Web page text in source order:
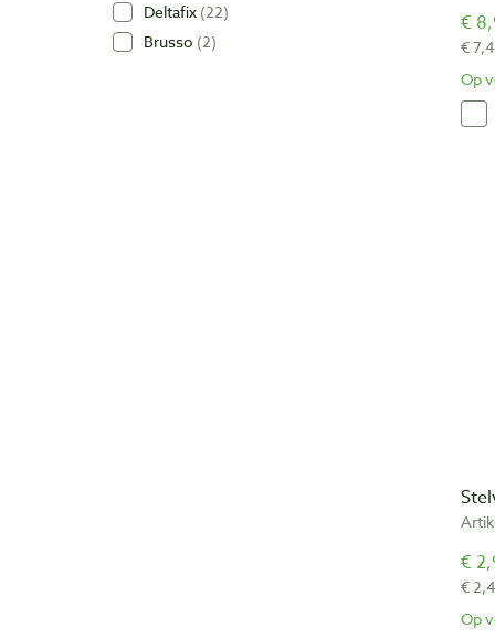
Deltafix 22
Brusso 2
€
€
Op
€
€
Op